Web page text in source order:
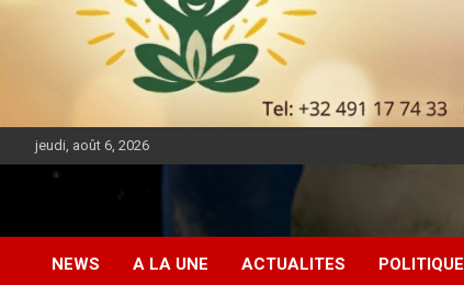
jeudi, août 6, 2026
DIASPORA PULSE
NEWS A LA UNE ACTUALITES POLITIQUE